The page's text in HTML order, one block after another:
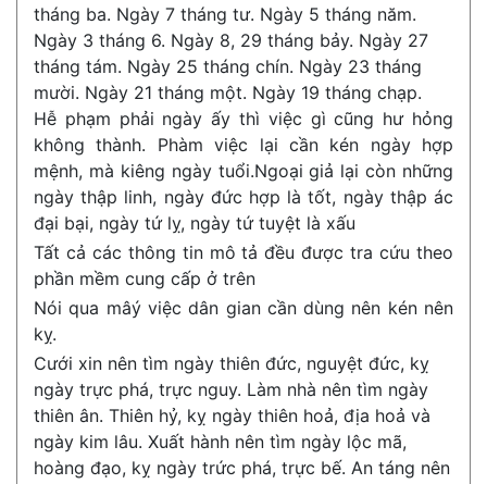
tháng ba. Ngày 7 tháng tư. Ngày 5 tháng năm.
Ngày 3 tháng 6. Ngày 8, 29 tháng bảy. Ngày 27
tháng tám. Ngày 25 tháng chín. Ngày 23 tháng
mười. Ngày 21 tháng một. Ngày 19 tháng chạp.
Hễ phạm phải ngày ấy thì việc gì cũng hư hỏng
không thành. Phàm việc lại cần kén ngày hợp
mệnh, mà kiêng ngày tuổi.Ngoại giả lại còn những
ngày thập linh, ngày đức hợp là tốt, ngày thập ác
đại bại, ngày tứ lỵ, ngày tứ tuyệt là xấu
Tất cả các thông tin mô tả đều được tra cứu theo
phần mềm cung cấp ở trên
Nói qua mâý việc dân gian cần dùng nên kén nên
kỵ.
Cưới xin nên tìm ngày thiên đức, nguyệt đức, kỵ
ngày trực phá, trực nguy. Làm nhà nên tìm ngày
thiên ân. Thiên hỷ, kỵ ngày thiên hoả, địa hoả và
ngày kim lâu. Xuất hành nên tìm ngày lộc mã,
hoàng đạo, kỵ ngày trức phá, trực bế. An táng nên